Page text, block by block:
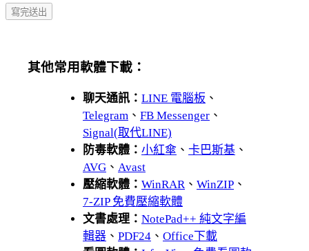
其他常用軟體下載：
聊天通訊： LINE 電腦板 、
Telegram 、 FB Messenger 、
Signal(取代LINE)
防毒軟體： 小紅傘 、 卡巴斯基 、
AVG 、 Avast
壓縮軟體： WinRAR、 WinZIP 、
7-ZIP 免費壓縮軟體
文書處理： NotePad++ 純文字編
輯器 、 PDF24 、 Office下載